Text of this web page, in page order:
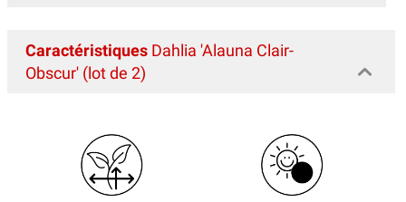
Caractéristiques Dahlia 'Alauna Clair-
Obscur' (lot de 2)